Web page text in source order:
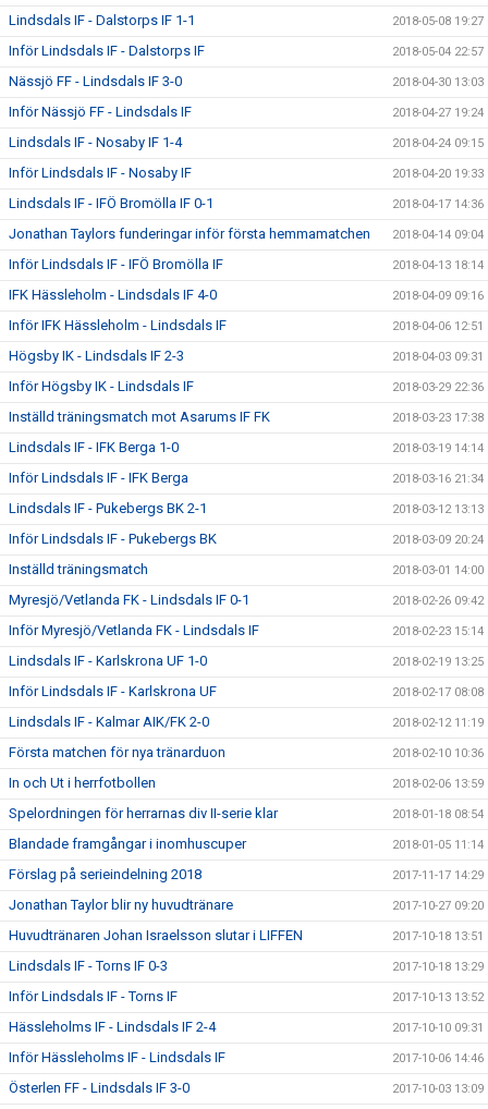
Lindsdals IF - Dalstorps IF 1-1 2018-05-08 19:27
Inför Lindsdals IF - Dalstorps IF 2018-05-04 22:57
Nässjö FF - Lindsdals IF 3-0 2018-04-30 13:03
Inför Nässjö FF - Lindsdals IF 2018-04-27 19:24
Lindsdals IF - Nosaby IF 1-4 2018-04-24 09:15
Inför Lindsdals IF - Nosaby IF 2018-04-20 19:33
Lindsdals IF - IFÖ Bromölla IF 0-1 2018-04-17 14:36
Jonathan Taylors funderingar inför första hemmamatchen 2018-04-14 09:04
Inför Lindsdals IF - IFÖ Bromölla IF 2018-04-13 18:14
IFK Hässleholm - Lindsdals IF 4-0 2018-04-09 09:16
Inför IFK Hässleholm - Lindsdals IF 2018-04-06 12:51
Högsby IK - Lindsdals IF 2-3 2018-04-03 09:31
Inför Högsby IK - Lindsdals IF 2018-03-29 22:36
Inställd träningsmatch mot Asarums IF FK 2018-03-23 17:38
Lindsdals IF - IFK Berga 1-0 2018-03-19 14:14
Inför Lindsdals IF - IFK Berga 2018-03-16 21:34
Lindsdals IF - Pukebergs BK 2-1 2018-03-12 13:13
Inför Lindsdals IF - Pukebergs BK 2018-03-09 20:24
Inställd träningsmatch 2018-03-01 14:00
Myresjö/Vetlanda FK - Lindsdals IF 0-1 2018-02-26 09:42
Inför Myresjö/Vetlanda FK - Lindsdals IF 2018-02-23 15:14
Lindsdals IF - Karlskrona UF 1-0 2018-02-19 13:25
Inför Lindsdals IF - Karlskrona UF 2018-02-17 08:08
Lindsdals IF - Kalmar AIK/FK 2-0 2018-02-12 11:19
Första matchen för nya tränarduon 2018-02-10 10:36
In och Ut i herrfotbollen 2018-02-06 13:59
Spelordningen för herrarnas div II-serie klar 2018-01-18 08:54
Blandade framgångar i inomhuscuper 2018-01-05 11:14
Förslag på serieindelning 2018 2017-11-17 14:29
Jonathan Taylor blir ny huvudtränare 2017-10-27 09:20
Huvudtränaren Johan Israelsson slutar i LIFFEN 2017-10-18 13:51
Lindsdals IF - Torns IF 0-3 2017-10-18 13:29
Inför Lindsdals IF - Torns IF 2017-10-13 13:52
Hässleholms IF - Lindsdals IF 2-4 2017-10-10 09:31
Inför Hässleholms IF - Lindsdals IF 2017-10-06 14:46
Österlen FF - Lindsdals IF 3-0 2017-10-03 13:09